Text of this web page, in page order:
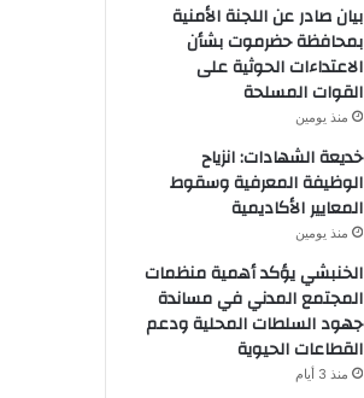
بيان صادر عن اللجنة الأمنية
بمحافظة حضرموت بشأن
الاعتداءات الحوثية على
القوات المسلحة
منذ يومين
خديعة الشهادات: انزياح
الوظيفة المعرفية وسقوط
المعايير الأكاديمية
منذ يومين
الخنبشي يؤكد أهمية منظمات
المجتمع المدني في مساندة
جهود السلطات المحلية ودعم
القطاعات الحيوية
منذ 3 أيام